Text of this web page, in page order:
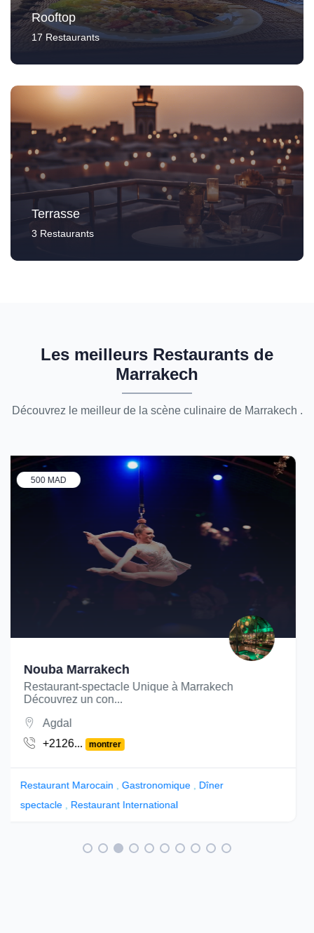
Rooftop
17 Restaurants
Terrasse
3 Restaurants
Les meilleurs Restaurants de
Marrakech
Découvrez le meilleur de la scène culinaire de Marrakech .
50 MAD
Mazel Café
Mazel Café : Une Fusion Gourmande à Marrakech
Découvrez...
Médina
+212... montrer
Restaurant Marocain ,Libanais